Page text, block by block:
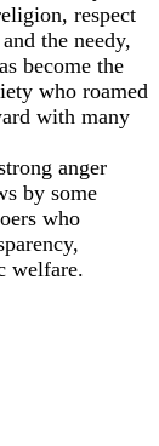
respect
the needy,
become the
who roamed
with many
anger
by some
who
welfare.